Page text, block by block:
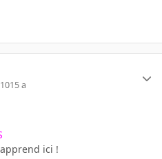
15 a
ici !